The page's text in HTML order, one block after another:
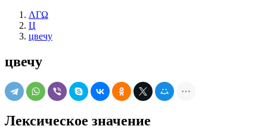
ΛΓΩ
Ц
цвечу
цвечу
Лексическое значение